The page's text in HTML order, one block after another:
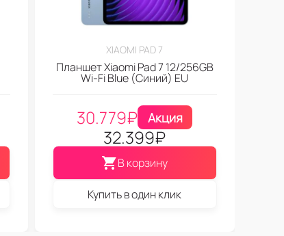
XIAOMI PAD 7
Планшет Xiaomi Pad 7 12/256GB
Wi-Fi Blue (Синий) EU
30.779₽ Акция
32.399₽
В корзину
Купить в один клик